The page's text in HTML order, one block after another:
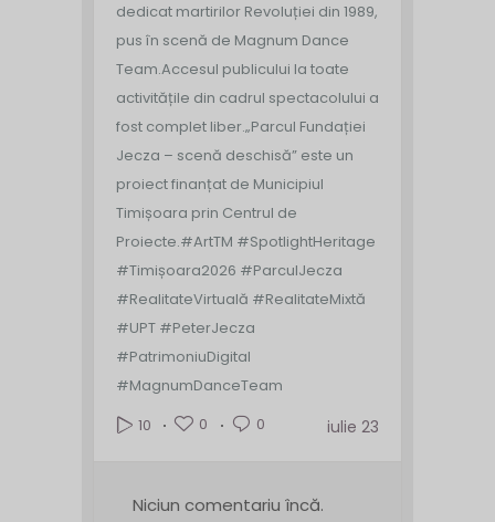
dedicat martirilor Revoluției din 1989,
pus în scenă de Magnum Dance
Team.Accesul publicului la toate
activitățile din cadrul spectacolului a
fost complet liber.„Parcul Fundației
Jecza – scenă deschisă” este un
proiect finanțat de Municipiul
Timișoara prin Centrul de
Proiecte.#ArtTM #SpotlightHeritage
#Timișoara2026 #ParculJecza
#RealitateVirtuală #RealitateMixtă
#UPT #PeterJecza
#PatrimoniuDigital
#MagnumDanceTeam
10
0 0 iulie 23
Niciun comentariu încă.